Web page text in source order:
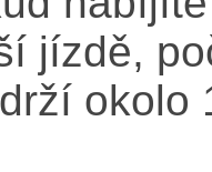
jízdě,
okolo